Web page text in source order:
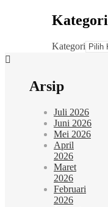
Kategori
Kategori
Arsip
Juli 2026
Juni 2026
Mei 2026
April
2026
Maret
2026
Februari
2026